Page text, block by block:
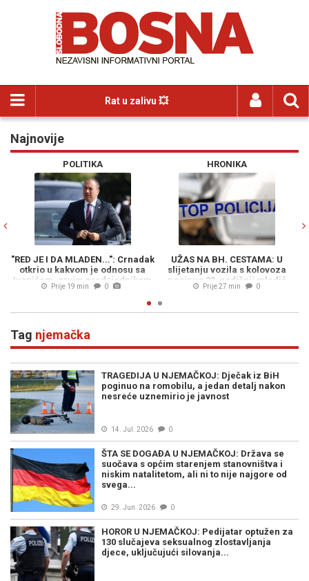
Rat u zalivu 💥
Najnovije
POLITIKA
JE I DA MLADEN...": Crnadak
otkrio u kakvom je odnosu sa
prvim predsjednikom
PDP-a
Prije 19 min
HRONIKA
UŽAS NA BH. CESTAMA: U
slijetanju vozila s kolovoza
poginuo 23-godišnji mladić
Prije 27 min
Tag njemačka
TRAGEDIJA U NJEMAČKOJ: Dječak iz BiH
poginuo na romobilu, a jedan detalj nakon
nesreće uznemirio je javnost
14. Jul. 2026 0
ŠTA SE DOGAĐA U NJEMAČKOJ: Država se
suočava s općim starenjem stanovništva i
niskim natalitetom, ali ni to nije najgore od
svega...
29. Jun. 2026 0
HOROR U NJEMAČKOJ: Pedijatar optužen za
130 slučajeva seksualnog zlostavljanja
djece, uključujući silovanja...